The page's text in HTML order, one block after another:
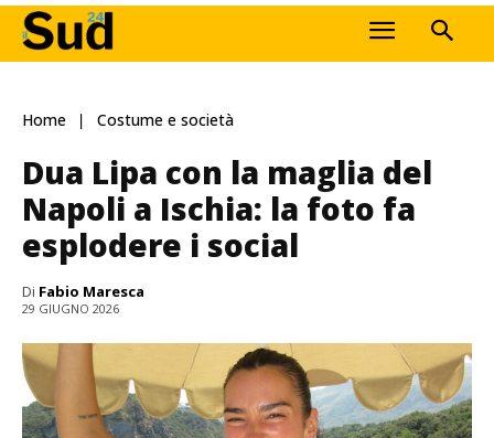
Home Costume e società
Dua Lipa con la maglia del
Napoli a Ischia: la foto fa
esplodere i social
Di Fabio Maresca
29 GIUGNO 2026